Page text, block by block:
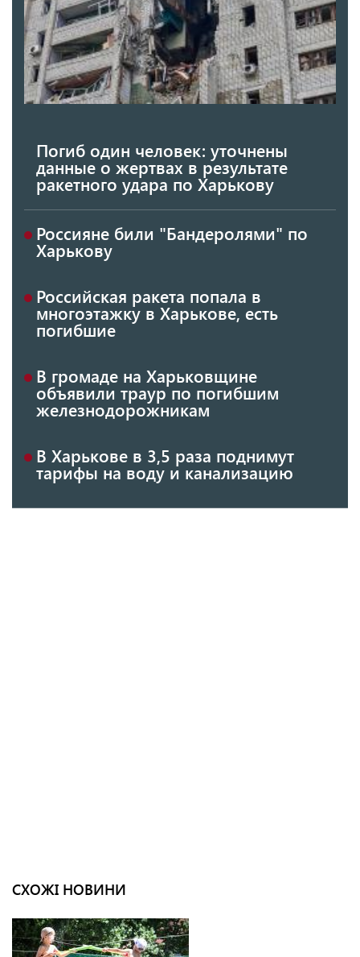
Погиб один человек: уточнены
данные о жертвах в результате
ракетного удара по Харькову
Россияне били "Бандеролями" по
Харькову
Российская ракета попала в
многоэтажку в Харькове, есть
погибшие
В громаде на Харьковщине
объявили траур по погибшим
железнодорожникам
В Харькове в 3,5 раза поднимут
тарифы на воду и канализацию
СХОЖІ НОВИНИ